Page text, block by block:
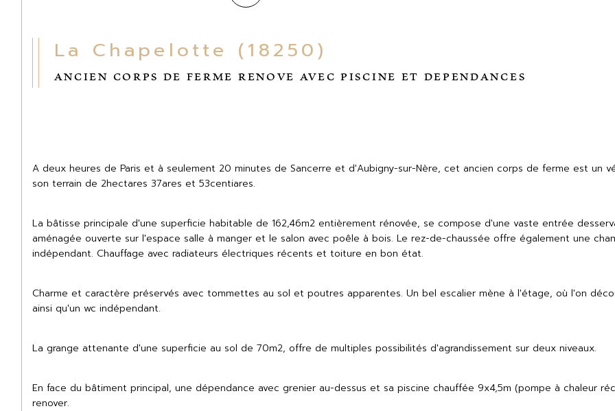
La Chapelotte (18250)
ANCIEN CORPS DE FERME RENOVE AVEC PISCINE ET DEPENDANCES
A deux heures de Paris et à seulement 20 minutes de Sancerre et d'Aubigny-sur-Nère, cet ancien corps de ferme est un
son terrain de 2hectares 37ares et 53centiares.
La bâtisse principale d'une superficie habitable de 162,46m2 entièrement rénovée, se compose d'une vaste entrée
aménagée ouverte sur l'espace salle à manger et le salon avec poêle à bois. Le rez-de-chaussée offre également une
indépendant. Chauffage avec radiateurs électriques récents et toiture en bon état.
Charme et caractère préservés avec tommettes au sol et poutres apparentes. Un bel escalier mène à l'étage, où l'on
ainsi qu'un wc indépendant.
La grange attenante d'une superficie au sol de 70m2, offre de multiples possibilités d'agrandissement sur deux niveaux.
En face du bâtiment principal, une dépendance avec grenier au-dessus et sa piscine chauffée 9x4,5m (pompe à chaleur
renover.